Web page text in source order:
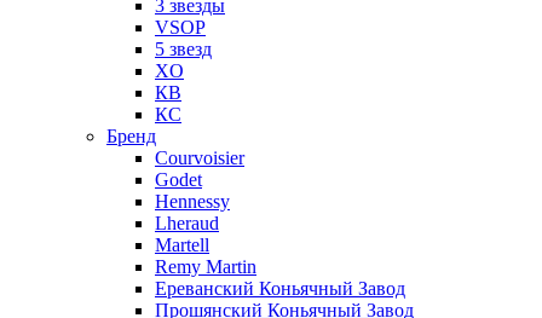
3 звезды
VSOP
5 звезд
XO
КВ
КС
Бренд
Courvoisier
Godet
Hennessy
Lheraud
Martell
Remy Martin
Ереванский Коньячный Завод
Прошянский Коньячный Завод